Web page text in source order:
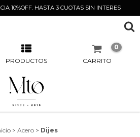
10%OFF. HASTA 3 CUOTAS SIN INTERES
PRODUCTOS CARRITO
0
> Acero > Dijes